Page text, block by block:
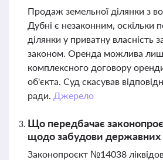
Продаж земельної ділянки з
Дубні є незаконним, оскільки
ділянки у приватну власність
законом. Оренда можлива
комплексного договору
об'єкта. Суд скасував
ради. Джерело
Що передбачає
щодо забудови державних
Законопроєкт №14038